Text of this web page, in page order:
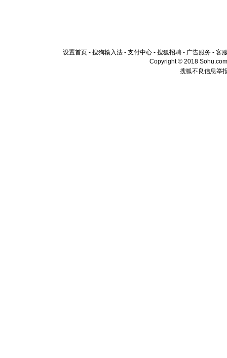
设置首页 - 搜狗输入法 - 支付中心 - 搜狐招聘 - 广告服务 - 客
Copyright © 2018
搜狐不良信息举